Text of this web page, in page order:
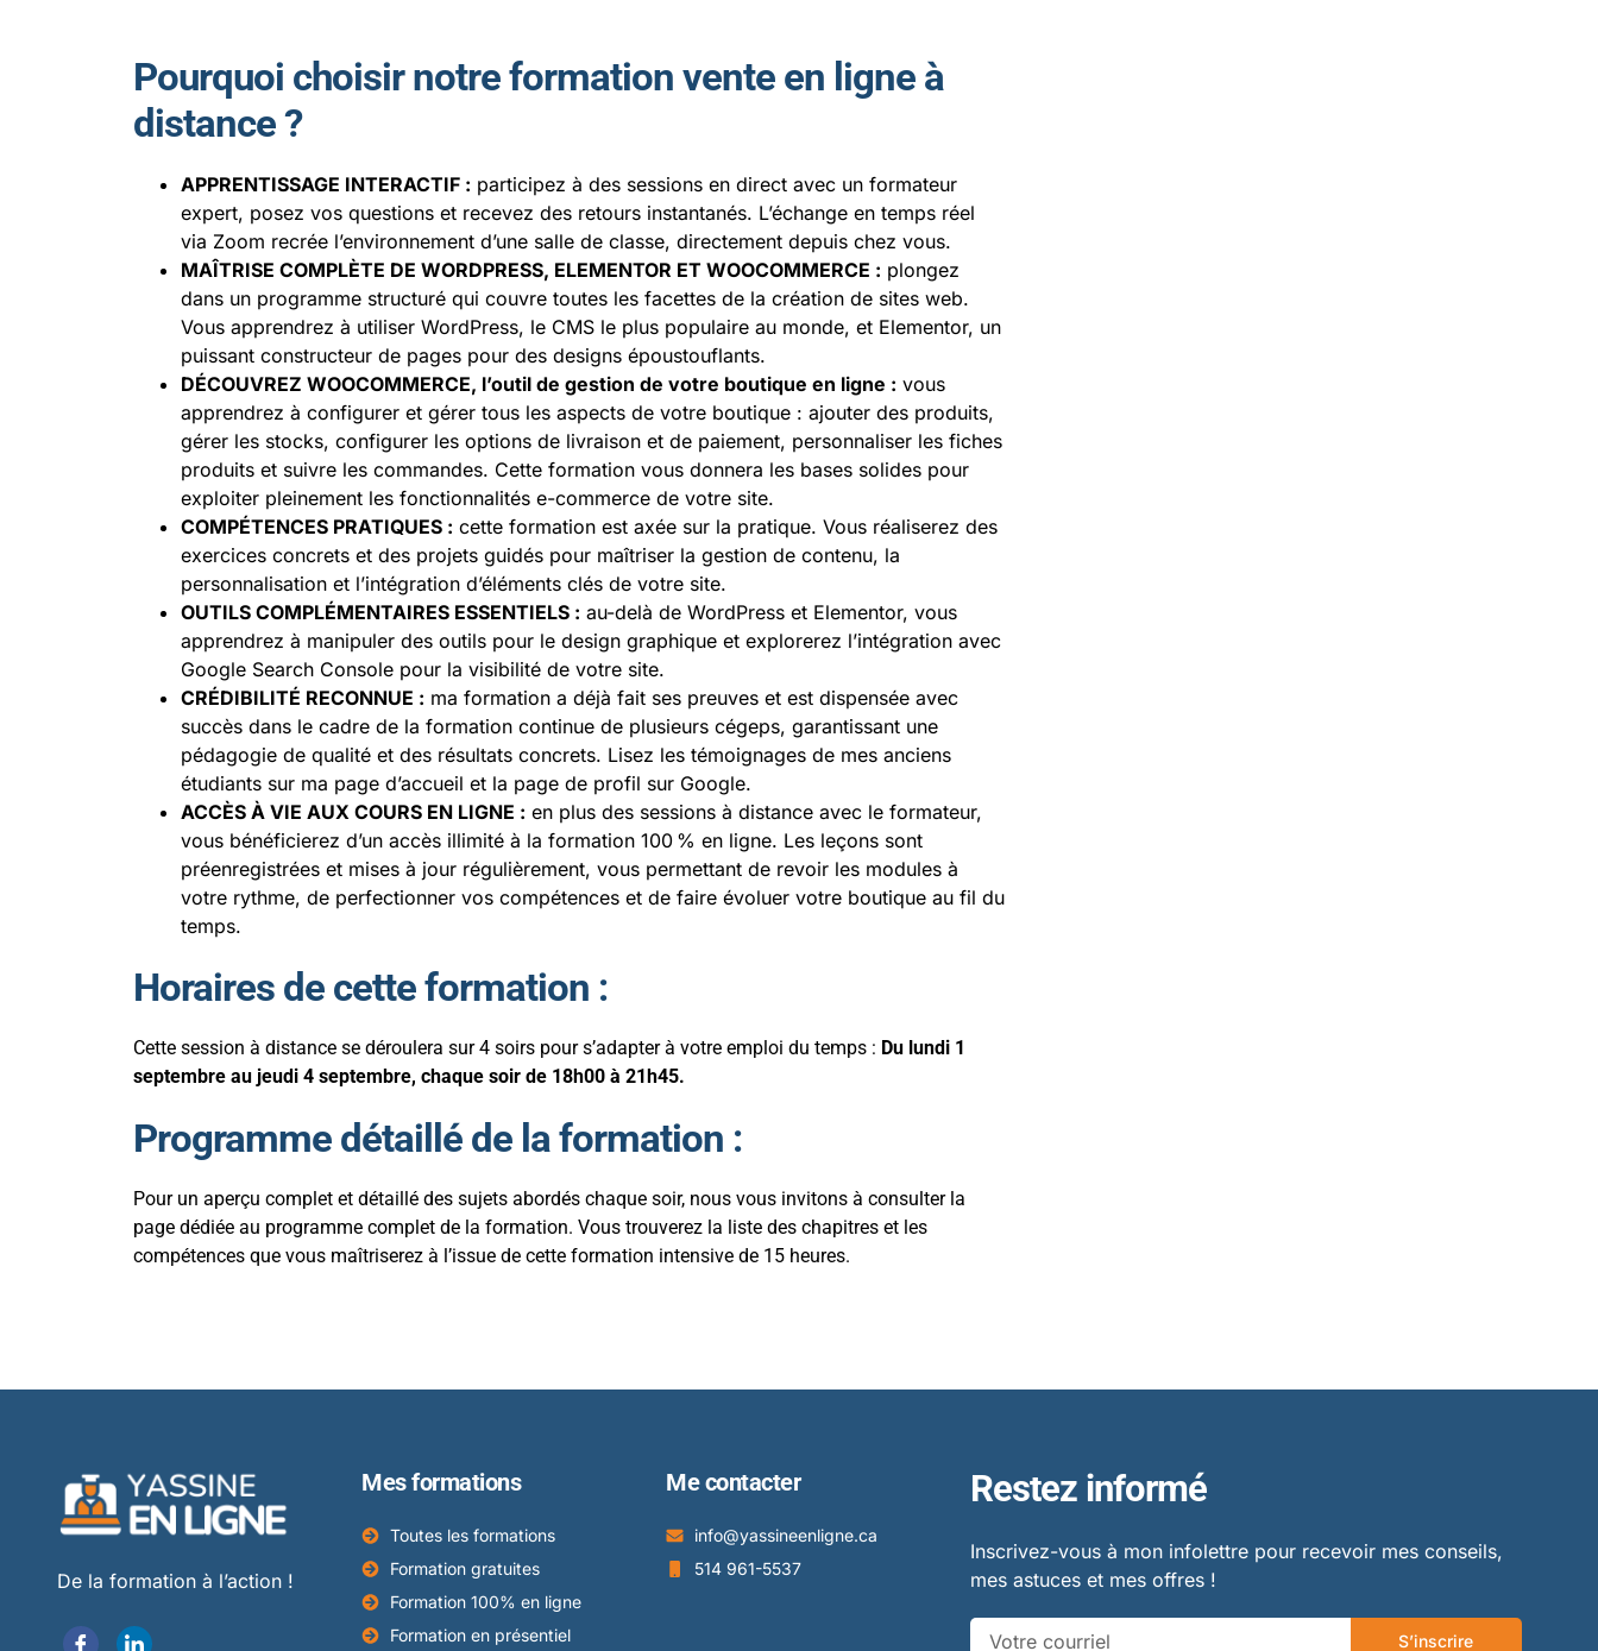
Pourquoi choisir notre formation vente en ligne à
distance ?
APPRENTISSAGE INTERACTIF : participez à des sessions en direct avec un formateur
expert, posez vos questions et recevez des retours instantanés. L’échange en temps réel
via Zoom recrée l’environnement d’une salle de classe, directement depuis chez vous.
MAÎTRISE COMPLÈTE DE WORDPRESS, ELEMENTOR ET WOOCOMMERCE : plongez
dans un programme structuré qui couvre toutes les facettes de la création de sites web.
Vous apprendrez à utiliser WordPress, le CMS le plus populaire au monde, et Elementor, un
puissant constructeur de pages pour des designs époustouflants.
DÉCOUVREZ WOOCOMMERCE, l’outil de gestion de votre boutique en ligne : vous
apprendrez à configurer et gérer tous les aspects de votre boutique : ajouter des produits,
gérer les stocks, configurer les options de livraison et de paiement, personnaliser les fiches
produits et suivre les commandes. Cette formation vous donnera les bases solides pour
exploiter pleinement les fonctionnalités e-commerce de votre site.
COMPÉTENCES PRATIQUES : cette formation est axée sur la pratique. Vous réaliserez des
exercices concrets et des projets guidés pour maîtriser la gestion de contenu, la
personnalisation et l’intégration d’éléments clés de votre site.
OUTILS COMPLÉMENTAIRES ESSENTIELS : au-delà de WordPress et Elementor, vous
apprendrez à manipuler des outils pour le design graphique et explorerez l’intégration avec
Google Search Console pour la visibilité de votre site.
CRÉDIBILITÉ RECONNUE : ma formation a déjà fait ses preuves et est dispensée avec
succès dans le cadre de la formation continue de plusieurs cégeps, garantissant une
pédagogie de qualité et des résultats concrets. Lisez les témoignages de mes anciens
étudiants sur ma page d’accueil et la page de profil sur Google.
ACCÈS À VIE AUX COURS EN LIGNE : en plus des sessions à distance avec le formateur,
vous bénéficierez d’un accès illimité à la formation 100 % en ligne. Les leçons sont
préenregistrées et mises à jour régulièrement, vous permettant de revoir les modules à
votre rythme, de perfectionner vos compétences et de faire évoluer votre boutique au fil du
temps.
Horaires de cette formation :
Cette session à distance se déroulera sur 4 soirs pour s’adapter à votre emploi du temps : Du lundi 1
septembre au jeudi 4 septembre, chaque soir de 18h00 à 21h45.
Programme détaillé de la formation :
Pour un aperçu complet et détaillé des sujets abordés chaque soir, nous vous invitons à consulter la
page dédiée au programme complet de la formation. Vous trouverez la liste des chapitres et les
compétences que vous maîtriserez à l’issue de cette formation intensive de 15 heures.
De la formation à l’action !
Mes formations
Toutes les formations
Formation gratuites
Formation 100% en ligne
Formation en présentiel
Me contacter
info@yassineenligne.ca
514 961-5537
Restez informé
Inscrivez-vous à mon infolettre pour recevoir mes conseils,
mes astuces et mes offres !
S’inscrire